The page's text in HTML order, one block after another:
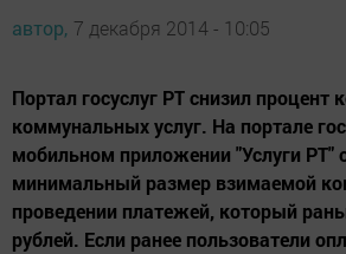
автор, 7 декабря 2014 - 10:05
Портал госуслуг РТ снизил процент
коммунальных услуг. На портале
мобильном приложении "Услуги РТ"
минимальный размер взимаемой
проведении платежей, который
рублей. Если ранее пользователи